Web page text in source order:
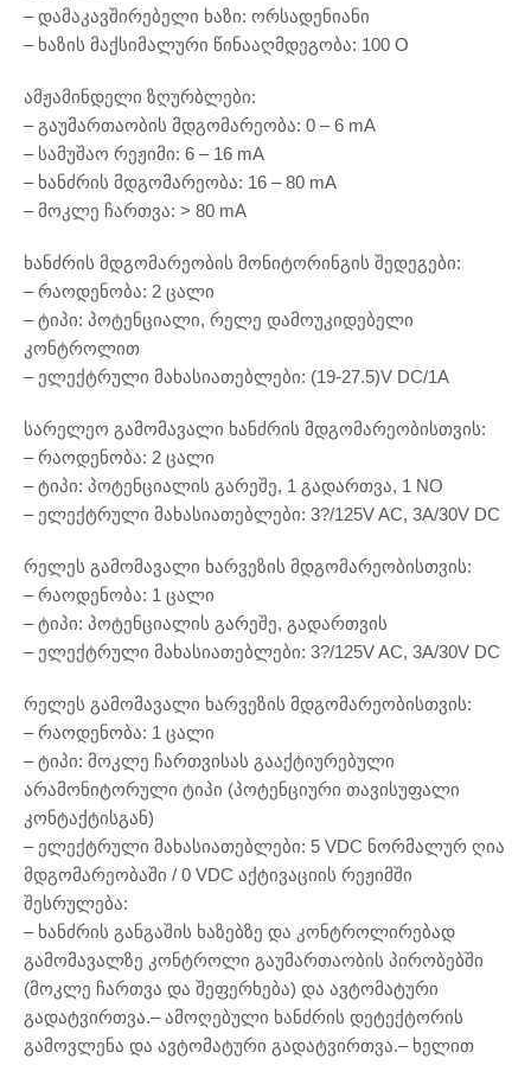
– დამაკავშირებელი ხაზი: ორსადენიანი
– ხაზის მაქსიმალური წინააღმდეგობა: 100 O
ამჟამინდელი ზღურბლები:
– გაუმართაობის მდგომარეობა: 0 – 6 mA
– სამუშაო რეჟიმი: 6 – 16 mA
– ხანძრის მდგომარეობა: 16 – 80 mA
– მოკლე ჩართვა: > 80 mA
ხანძრის მდგომარეობის მონიტორინგის შედეგები:
– რაოდენობა: 2 ცალი
– ტიპი: პოტენციალი, რელე დამოუკიდებელი
კონტროლით
– ელექტრული მახასიათებლები: (19-27.5)V DC/1A
სარელეო გამომავალი ხანძრის მდგომარეობისთვის:
– რაოდენობა: 2 ცალი
– ტიპი: პოტენციალის გარეშე, 1 გადართვა, 1 NO
– ელექტრული მახასიათებლები: 3?/125V AC, 3A/30V DC
რელეს გამომავალი ხარვეზის მდგომარეობისთვის:
– რაოდენობა: 1 ცალი
– ტიპი: პოტენციალის გარეშე, გადართვის
– ელექტრული მახასიათებლები: 3?/125V AC, 3A/30V DC
რელეს გამომავალი ხარვეზის მდგომარეობისთვის:
– რაოდენობა: 1 ცალი
– ტიპი: მოკლე ჩართვისას გააქტიურებული
არამონიტორული ტიპი (პოტენციური თავისუფალი
კონტაქტისგან)
– ელექტრული მახასიათებლები: 5 VDC ნორმალურ ღია
მდგომარეობაში / 0 VDC აქტივაციის რეჟიმში
შესრულება:
– ხანძრის განგაშის ხაზებზე და კონტროლირებად
გამომავალზე კონტროლი გაუმართაობის პირობებში
(მოკლე ჩართვა და შეფერხება) და ავტომატური
გადატვირთვა.– ამოღებული ხანძრის დეტექტორის
გამოვლენა და ავტომატური გადატვირთვა.– ხელით